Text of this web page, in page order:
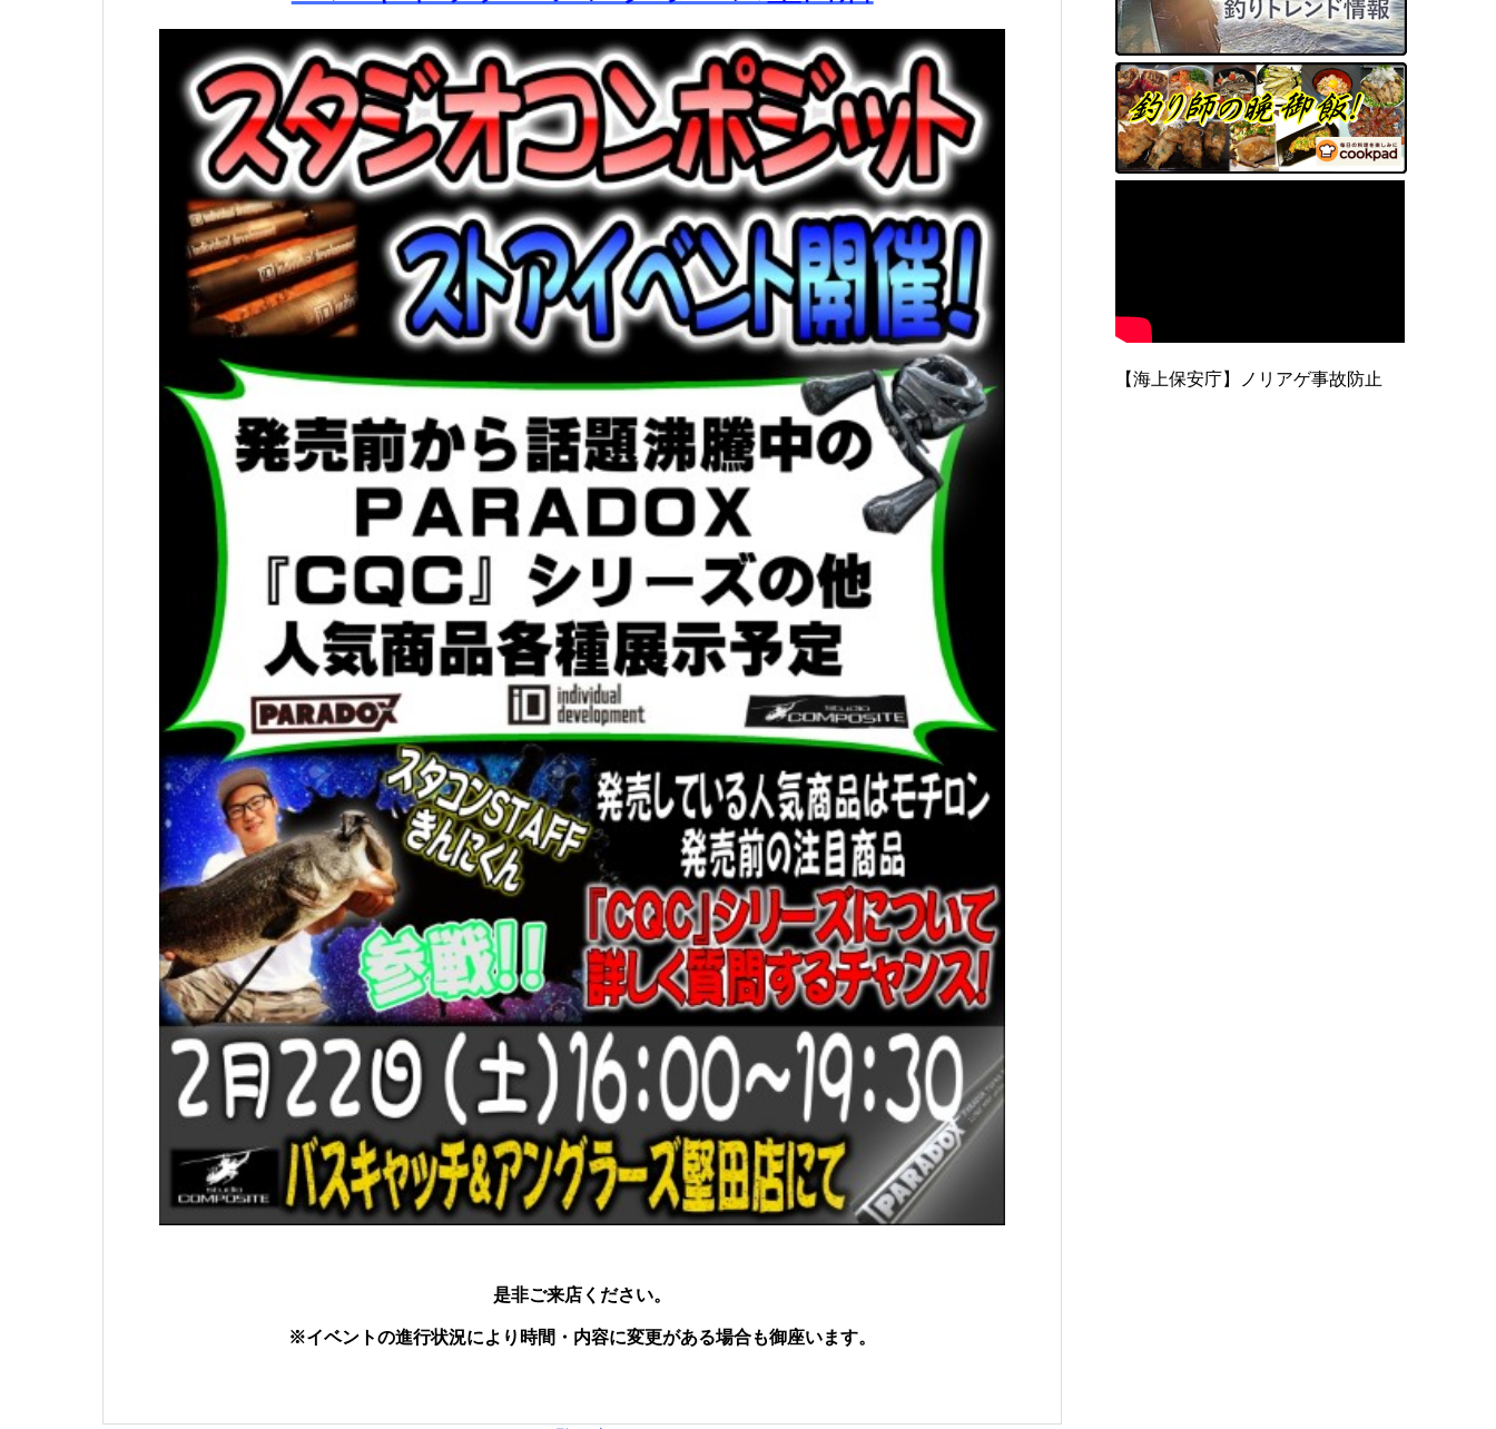
是非ご来店ください。
※イベントの進行状況により時間・内容に変更がある場合も御座います。
【海上保安庁】ノリアゲ事故防止